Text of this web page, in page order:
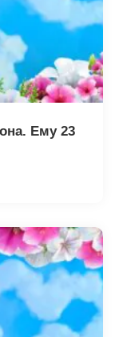
Ему 23